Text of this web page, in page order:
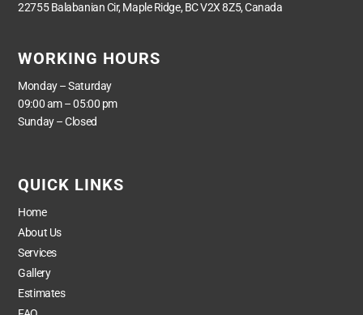
22755 Balabanian Cir, Maple Ridge, BC V2X 8Z5, Canada
WORKING HOURS
Monday – Saturday
09:00 am – 05:00 pm
Sunday – Closed
QUICK LINKS
Home
About Us
Services
Gallery
Estimates